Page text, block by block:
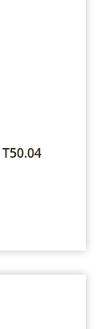
T50.04